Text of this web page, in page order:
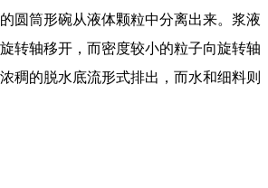
圆筒形碗从液体颗粒中分离出来。浆液
转轴移开，而密度较小的粒子向旋转轴
稠的脱水底流形式排出，而水和细料则